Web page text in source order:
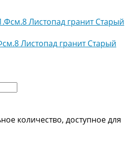
Листопад гранит Старый
количество, доступное для